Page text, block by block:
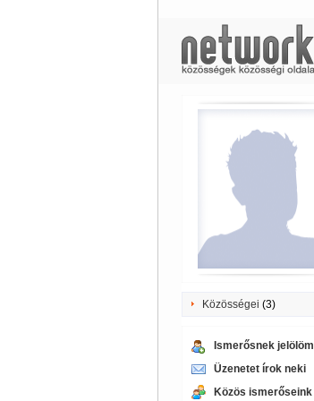
Közösségei (3)
Ismerősnek jelölöm
Üzenetet írok neki
Közös ismerőseink